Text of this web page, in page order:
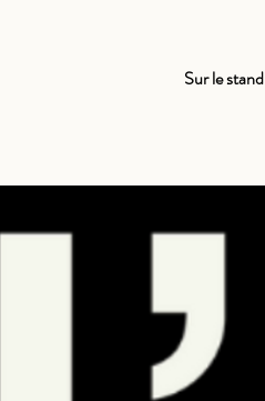
Sur le